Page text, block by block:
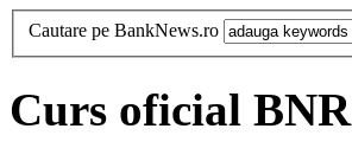
Cautare pe BankNews.ro
Curs oficial BNR